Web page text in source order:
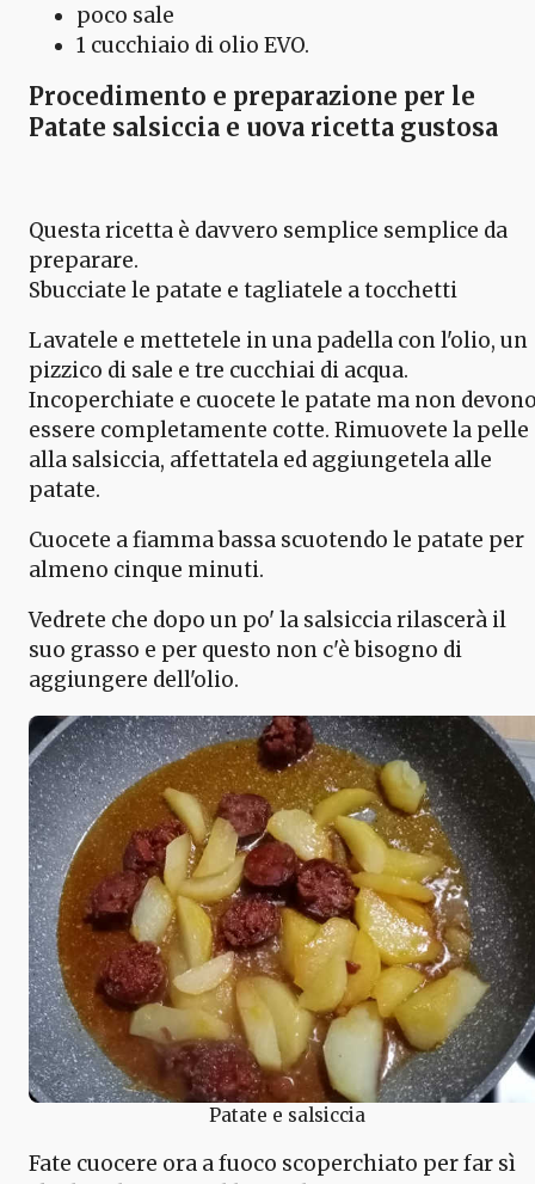
poco sale
1 cucchiaio di olio EVO.
Procedimento e preparazione per le
Patate salsiccia e uova ricetta gustosa
Questa ricetta è davvero semplice semplice da
preparare.
Sbucciate le patate e tagliatele a tocchetti
Lavatele e mettetele in una padella con l'olio, un
pizzico di sale e tre cucchiai di acqua.
Incoperchiate e cuocete le patate ma non
essere completamente cotte. Rimuovete la pelle
alla salsiccia, affettatela ed aggiungetela alle
patate.
Cuocete a fiamma bassa scuotendo le patate per
almeno cinque minuti.
Vedrete che dopo un po' la salsiccia rilascerà il
suo grasso e per questo non c'è bisogno di
aggiungere dell'olio.
Patate e salsiccia
Fate cuocere ora a fuoco scoperchiato per far sì